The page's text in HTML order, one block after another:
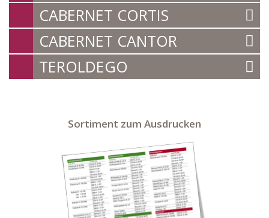
CABERNET CORTIS
CABERNET CANTOR
TEROLDEGO
Sortiment zum Ausdrucken